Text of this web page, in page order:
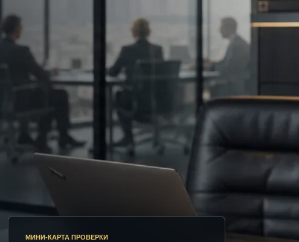
МИНИ-КАРТА ПРОВЕРКИ